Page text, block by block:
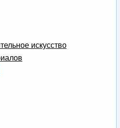
искусство